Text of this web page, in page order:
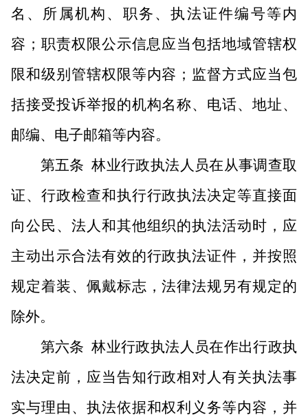
名、所属机构、职务、执法证件编号等内
容；职责权限公示信息应当包括地域管辖权
限和级别管辖权限等内容；监督方式应当包
括接受投诉举报的机构名称、电话、地址、
邮编、电子邮箱等内容。
第五条 林业行政执法人员在从事调查取
证、行政检查和执行行政执法决定等直接面
向公民、法人和其他组织的执法活动时，应
主动出示合法有效的行政执法证件，并按照
规定着装、佩戴标志，法律法规另有规定的
除外。
第六条 林业行政执法人员在作出行政执
法决定前，应当告知行政相对人有关执法事
实与理由、执法依据和权利义务等内容，并